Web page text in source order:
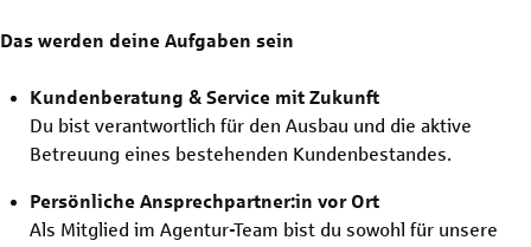
Das werden deine Aufgaben sein
Kundenberatung & Service mit Zukunft
Du bist verantwortlich für den Ausbau und die aktive
Betreuung eines bestehenden Kundenbestandes.
Persönliche Ansprechpartner:in vor Ort
Als Mitglied im Agentur-Team bist du sowohl für unsere